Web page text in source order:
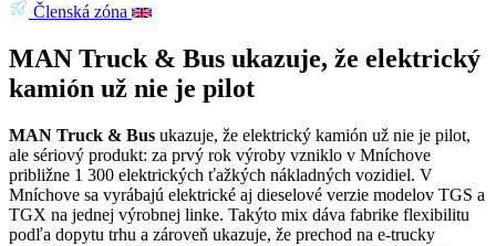
Členská zóna
MAN Truck & Bus ukazuje, že elektrický
kamión už nie je pilot
MAN Truck & Bus ukazuje, že elektrický kamión už nie je pilot,
ale sériový produkt: za prvý rok výroby vzniklo v Mníchove
približne 1 300 elektrických ťažkých nákladných vozidiel. V
Mníchove sa vyrábajú elektrické aj dieselové verzie modelov TGS a
TGX na jednej výrobnej linke. Takýto mix dáva fabrike flexibilitu
podľa dopytu trhu a zároveň ukazuje, že prechod na e-trucky